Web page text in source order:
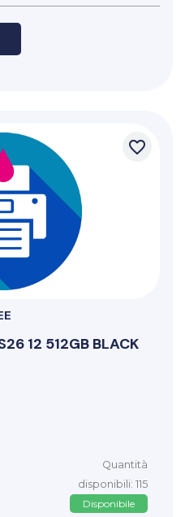
favorite_border
12 512GB BLACK
Quantità
disponibili: 115
Disponibile